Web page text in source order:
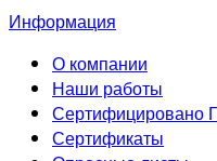
Информация
О компании
Наши работы
Сертифицировано
Сертификаты